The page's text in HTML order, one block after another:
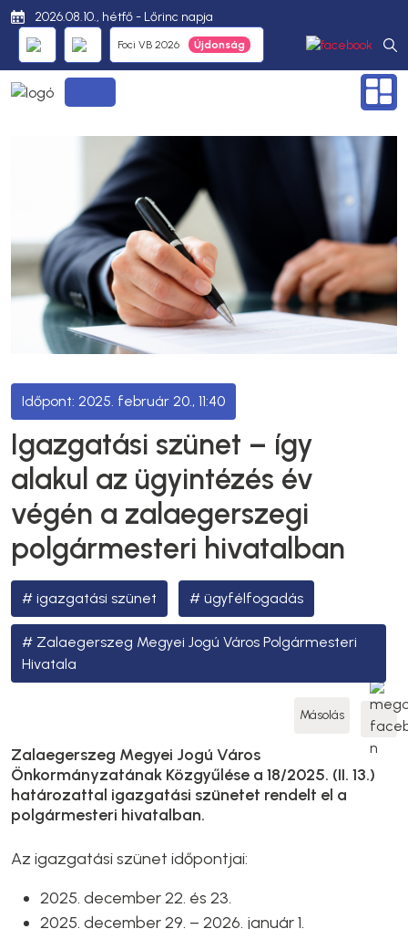
2026.08.10., hétfő - Lőrinc napja
Foci VB 2026
2025. február 20., 11:40
Igazgatási szünet – így
alakul az ügyintézés év
végén a zalaegerszegi
polgármesteri hivatalban
igazgatási szünet ügyfélfogadás
Zalaegerszeg Megyei Jogú Város Polgármesteri
Hivatala
Másolás
Zalaegerszeg Megyei Jogú Város
Önkormányzatának Közgyűlése a 18/2025. (II. 13.)
határozattal igazgatási szünetet rendelt el a
polgármesteri hivatalban.
Az igazgatási szünet időpontjai:
2025. december 22. és 23.
2025. december 29. – 2026. január 1.